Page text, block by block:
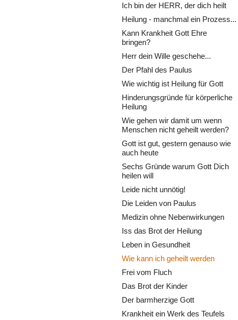
Ich bin der HERR, der dich heilt
Heilung - manchmal ein Prozess...
Kann Krankheit Gott Ehre
bringen?
Herr dein Wille geschehe...
Der Pfahl des Paulus
Wie wichtig ist Heilung für Gott
Hinderungsgründe für körperliche
Heilung
Wie gehen wir damit um wenn
Menschen nicht geheilt werden?
Gott ist gut, gestern genauso wie
auch heute
Sechs Gründe warum Gott Dich
heilen will
Leide nicht unnötig!
Die Leiden von Paulus
Medizin ohne Nebenwirkungen
Iss das Brot der Heilung
Leben in Gesundheit
Wie kann ich geheilt werden
Frei vom Fluch
Das Brot der Kinder
Der barmherzige Gott
Krankheit ein Werk des Teufels